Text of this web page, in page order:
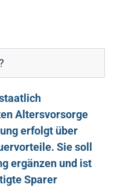
Altersvorsorge
erfolgt über
Sie soll
ergänzen und ist
Sparer